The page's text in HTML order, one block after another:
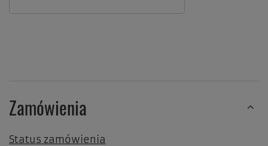
Zamówienia
Status zamówienia